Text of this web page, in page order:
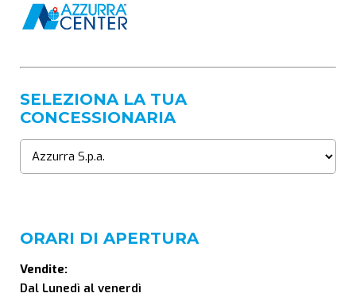
SELEZIONA LA TUA
CONCESSIONARIA
ORARI DI APERTURA
Vendite:
Dal Lunedì al venerdì